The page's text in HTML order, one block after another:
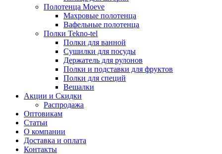
Полотенца Moeve
Махровые полотенца
Вафельные полотенца
Полки Tekno-tel
Полки для ванной
Сушилки для посуды
Держатель для рулонов
Полки и подставки для фруктов
Полки для специй
Вешалки
Акции и Скидки
Распродажа
Оптовикам
Статьи
О компании
Доставка и оплата
Контакты